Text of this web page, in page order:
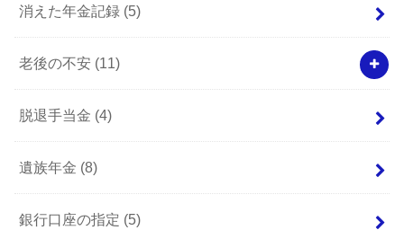
消えた年金記録 (5)
老後の不安 (11)
脱退手当金 (4)
遺族年金 (8)
銀行口座の指定 (5)